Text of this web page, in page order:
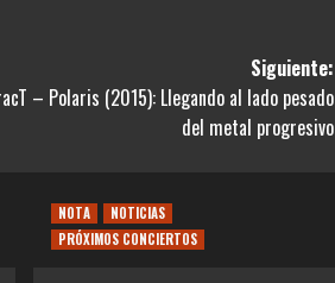
Siguiente:
– Polaris (2015): Llegando al lado pesado
del metal progresivo
NOTA
NOTICIAS
PRÓXIMOS CONCIERTOS